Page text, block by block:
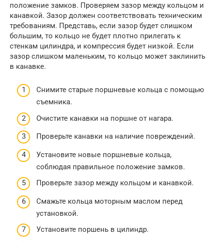
положение замков. Проверяем зазор между кольцом и
канавкой. Зазор должен соответствовать техническим
требованиям. Представь, если зазор будет слишком
большим, то кольцо не будет плотно прилегать к
стенкам цилиндра, и компрессия будет низкой. Если
зазор слишком маленьким, то кольцо может заклинить
в канавке.
Снимите старые поршневые кольца с помощью
съемника.
Очистите канавки на поршне от нагара.
Проверьте канавки на наличие повреждений.
Установите новые поршневые кольца,
соблюдая правильное положение замков.
Проверьте зазор между кольцом и канавкой.
Смажьте кольца моторным маслом перед
установкой.
Установите поршень в цилиндр.